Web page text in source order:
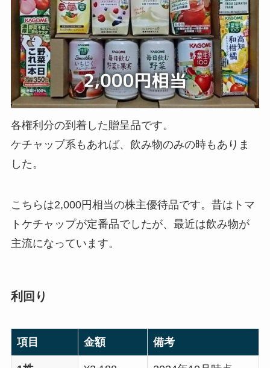
各権利分の到着した贈呈品です。
ケチャップ系もあれば、飲み物のみの時もありま
した。
こちらは2,000円相当の株主優待品です。昔はトマ
トケチャップが定番品でしたが、最近は飲み物が
主流になっています。
利回り
項目 金額 備考